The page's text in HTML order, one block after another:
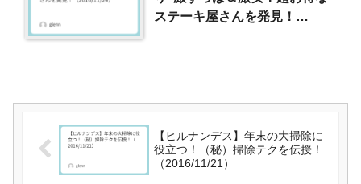
ステーキ屋さんを発見！
【ヒルナンデス】年末の大掃除に
役立つ！（秘）掃除テクを伝授！
（2016/11/21）